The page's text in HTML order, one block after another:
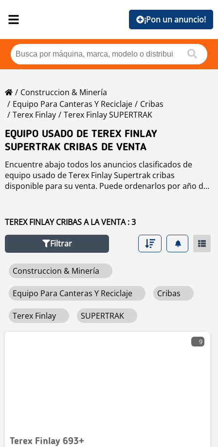
¡Pon un anuncio!
Construccion & Minería
Equipo Para Canteras Y Reciclaje
Cribas
Terex Finlay
Terex Finlay SUPERTRAK
EQUIPO USADO DE TEREX FINLAY
SUPERTRAK CRIBAS DE VENTA
Encuentre abajo todos los anuncios clasificados de
equipo usado de Terex Finlay Supertrak cribas
disponible para su venta. Puede ordenarlos por año de
navegación de la izquierda.
TEREX FINLAY CRIBAS A LA VENTA : 3
Filtrar
Construccion & Minería
Equipo Para Canteras Y Reciclaje Cribas
Terex Finlay SUPERTRAK
9
Terex Finlay 693+